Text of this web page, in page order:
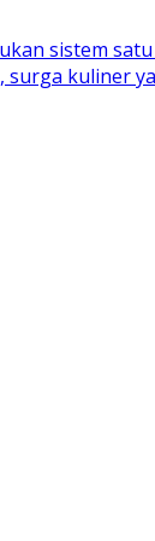
sistem
surga kuliner